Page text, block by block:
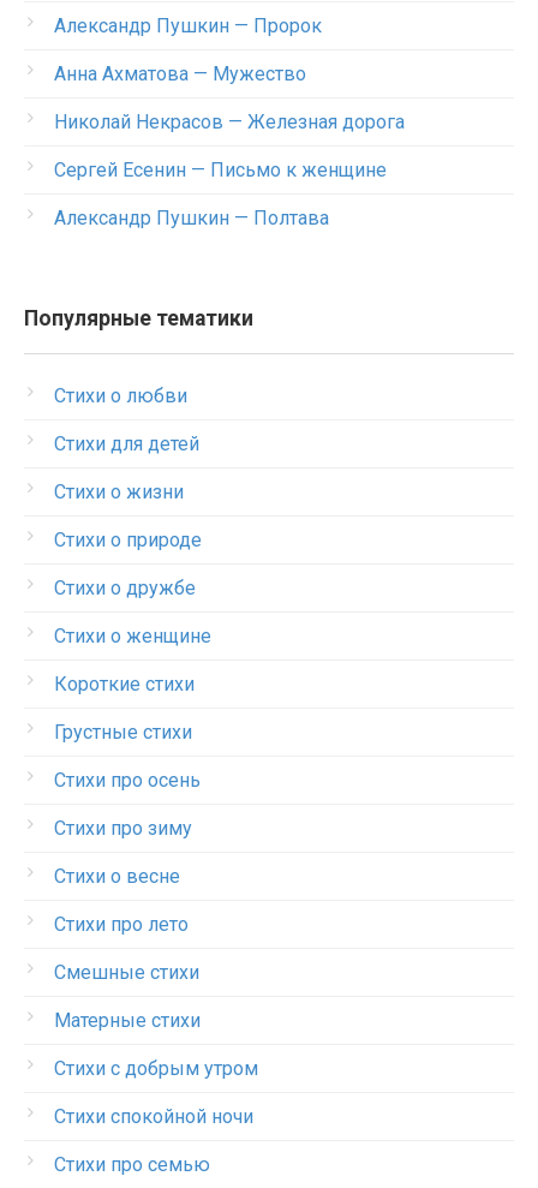
Александр Пушкин — Пророк
Анна Ахматова — Мужество
Николай Некрасов — Железная дорога
Сергей Есенин — Письмо к женщине
Александр Пушкин — Полтава
Популярные тематики
Стихи о любви
Стихи для детей
Стихи о жизни
Стихи о природе
Стихи о дружбе
Стихи о женщине
Короткие стихи
Грустные стихи
Стихи про осень
Стихи про зиму
Стихи о весне
Стихи про лето
Смешные стихи
Матерные стихи
Стихи с добрым утром
Стихи спокойной ночи
Стихи про семью